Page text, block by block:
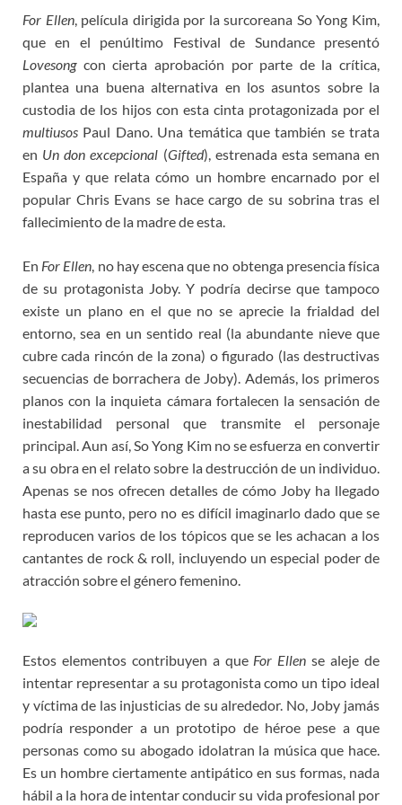
For Ellen, película dirigida por la surcoreana So Yong Kim,
que en el penúltimo Festival de Sundance presentó
Lovesongcon cierta aprobación por parte de la crítica,
plantea una buena alternativa en los asuntos sobre la
custodia de los hijos con esta cinta protagonizada por el
multiusos Paul Dano. Una temática que también se trata
en Un don excepcional (Gifted), estrenada esta semana en
España y que relata cómo un hombre encarnado por el
popular Chris Evans se hace cargo de su sobrina tras el
fallecimiento de la madre de esta.
En For Ellen, no hay escena que no obtenga presencia física
de su protagonista Joby. Y podría decirse que tampoco
existe un plano en el que no se aprecie la frialdad del
entorno, sea en un sentido real (la abundante nieve que
cubre cada rincón de la zona) o figurado (las destructivas
secuencias de borrachera de Joby). Además, los primeros
planos con la inquieta cámara fortalecen la sensación de
inestabilidad personal que transmite el personaje
principal. Aun así, So Yong Kim no se esfuerza en convertir
a su obra en el relato sobre la destrucción de un individuo.
Apenas se nos ofrecen detalles de cómo Joby ha llegado
hasta ese punto, pero no es difícil imaginarlo dado que se
reproducen varios de los tópicos que se les achacan a los
cantantes de rock & roll, incluyendo un especial poder de
atracción sobre el género femenino.
Estos elementos contribuyen a que For Ellen se aleje de
intentar representar a su protagonista como un tipo ideal
y víctima de las injusticias de su alrededor. No, Joby jamás
podría responder a un prototipo de héroe pese a que
personas como su abogado idolatran la música que hace.
Es un hombre ciertamente antipático en sus formas, nada
hábil a la hora de intentar conducir su vida profesional por